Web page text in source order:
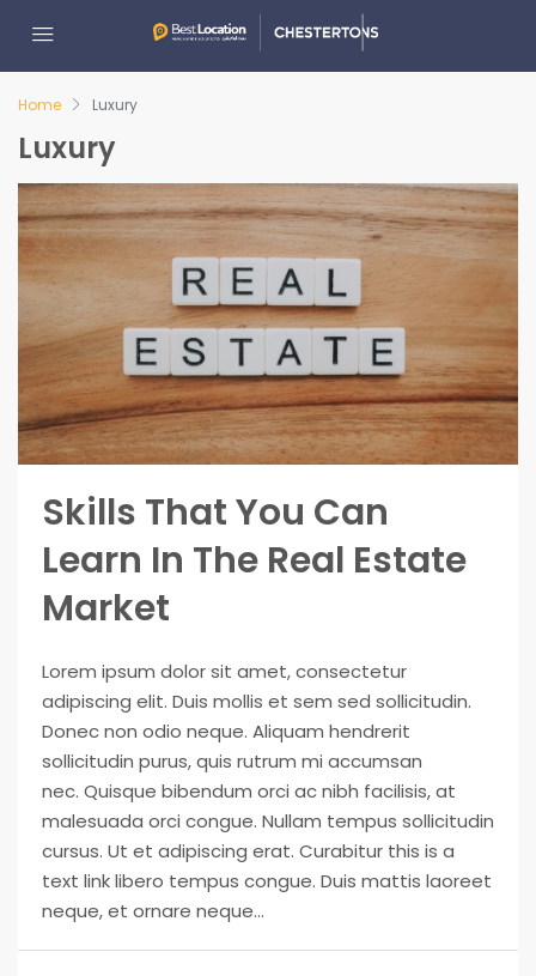
Home Luxury
Luxury
Skills That You Can
Learn In The Real Estate
Market
Lorem ipsum dolor sit amet, consectetur
adipiscing elit. Duis mollis et sem sed sollicitudin.
Donec non odio neque. Aliquam hendrerit
sollicitudin purus, quis rutrum mi accumsan
nec. Quisque bibendum orci ac nibh facilisis, at
malesuada orci congue. Nullam tempus sollicitudin
cursus. Ut et adipiscing erat. Curabitur this is a
text link libero tempus congue. Duis mattis laoreet
neque, et ornare neque...